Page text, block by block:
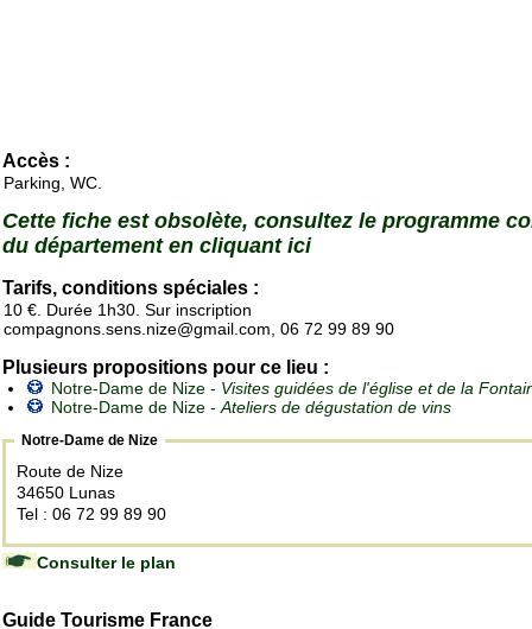
Accès :
Parking, WC.
Cette fiche est obsolète, consultez le programme
du département en cliquant ici
Tarifs, conditions spéciales :
10 €. Durée 1h30. Sur inscription
compagnons.sens.nize@gmail.com, 06 72 99 89 90
Plusieurs propositions pour ce lieu :
Notre-Dame de Nize - Visites guidées de l'église et de la
Notre-Dame de Nize -Ateliers de dégustation de vins
Notre-Dame de Nize
Route de Nize
34650 Lunas
Tel : 06 72 99 89 90
Consulter le plan
Guide Tourisme France